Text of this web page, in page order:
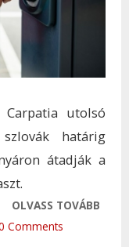
utolsó
határig
átadják a
OLVASS TOVÁBB
Comments